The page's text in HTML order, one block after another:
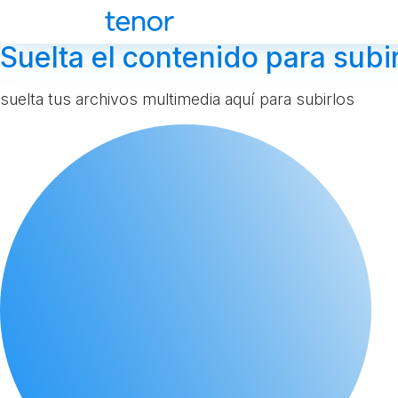
Suelta el contenido para
suelta tus archivos multimedia aquí para subirlos